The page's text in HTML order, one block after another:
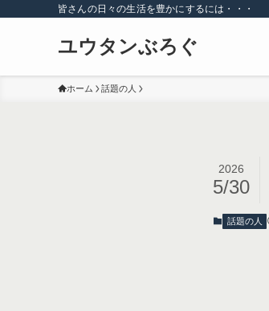
皆さんの日々の生活を豊かにするには・・・
ユウタンぶろぐ
ホーム 話題の人
2026
5/30
話題の人